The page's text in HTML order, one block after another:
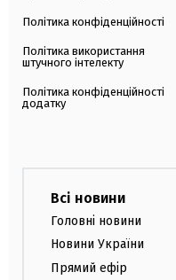
Політика конфіденційності
Політика використання
штучного інтелекту
Політика конфіденційності
додатку
Всі новини
Головні новини
Новини України
Прямий ефір